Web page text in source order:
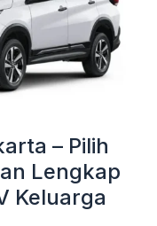
– Pilih
Lengkap
Keluarga